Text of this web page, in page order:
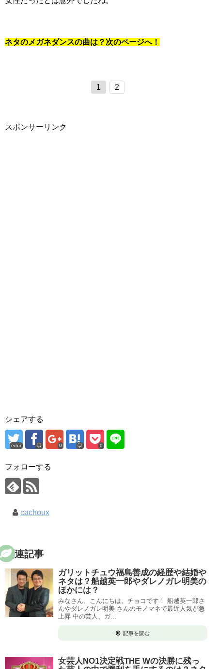
ネタのメガネダンスの曲は？次のページへ！
1 2
スポンサーリンク
シェアする
error 0 0
フォローする
cachoux
関連記事
ガリットチュウ福島善成の経歴や結婚や
ネタは？船越英一郎やダレノガレ明美の
ほかには？
みなさん、こんにちは。チョコです！ 船越英一郎さ
んやダレノガレ明美 さんのモノマネで最近人気が急
上昇 中の芸人、ガ...
記事を読む
女芸人NO1決定戦THE Wの決勝に残っ